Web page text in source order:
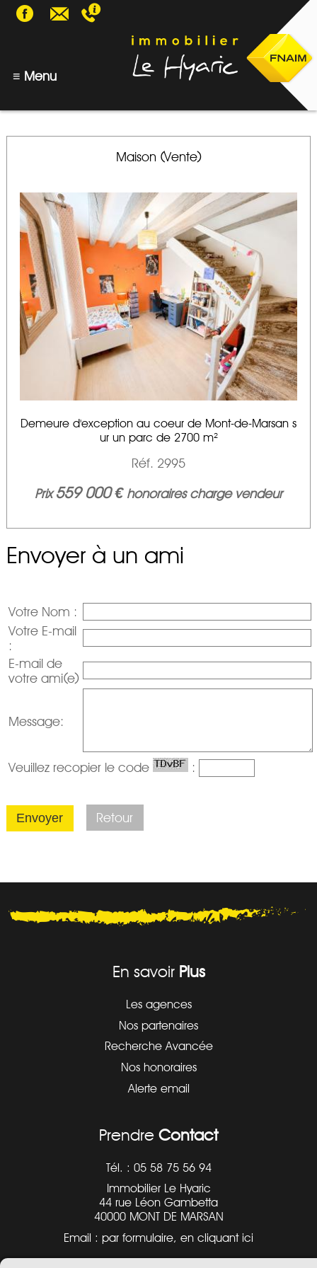
≡ Menu
LOCATION
DOSSIER LOCATAIRE
DEMANDE DE DEVIS GESTION
ACCES EXTRANET
DEMANDE DE DEVIS
NOS DEUX AGENCES
AVIS CLIENTS
HONORAIRES
DEMANDE ESTIMATION
Maison (Vente)
Demeure d'exception au coeur de Mont-de-Marsan s
ur un parc de 2700 m²
Réf. 2995
Prix559 000 €honoraires charge vendeur
Envoyer à un ami
Votre Nom :
Votre E-mail
:
E-mail de
votre ami(e)
Message:
Veuillez recopier le code :
Retour
En savoir Plus
Les agences
Nos partenaires
Recherche Avancée
Nos honoraires
Alerte email
Prendre Contact
Tél. : 05 58 75 56 94
Immobilier Le Hyaric
44 rue Léon Gambetta
40000 MONT DE MARSAN
Email : par formulaire, en cliquant ici